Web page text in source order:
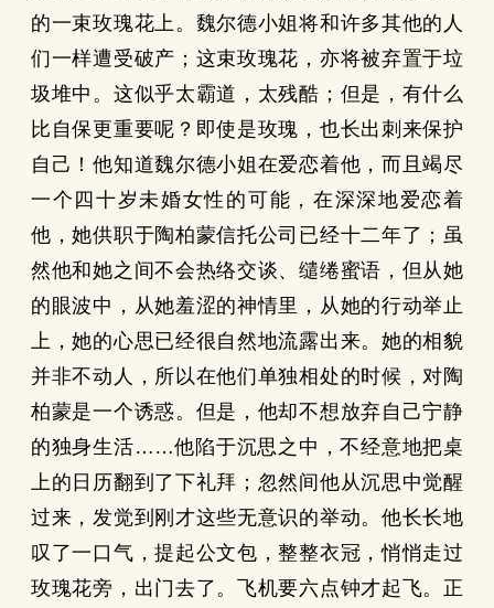
的一束玫瑰花上。魏尔德小姐将和许多其他的人
们一样遭受破产；这束玫瑰花，亦将被弃置于垃
圾堆中。这似乎太霸道，太残酷；但是，有什么
比自保更重要呢？即使是玫瑰，也长出刺来保护
自己！他知道魏尔德小姐在爱恋着他，而且竭尽
一个四十岁未婚女性的可能，在深深地爱恋着
他，她供职于陶柏蒙信托公司已经十二年了；虽
然他和她之间不会热络交谈、缱绻蜜语，但从她
的眼波中，从她羞涩的神情里，从她的行动举止
上，她的心思已经很自然地流露出来。她的相貌
并非不动人，所以在他们单独相处的时候，对陶
柏蒙是一个诱惑。但是，他却不想放弃自己宁静
的独身生活……他陷于沉思之中，不经意地把桌
上的日历翻到了下礼拜；忽然间他从沉思中觉醒
过来，发觉到刚才这些无意识的举动。他长长地
叹了一口气，提起公文包，整整衣冠，悄悄走过
玫瑰花旁，出门去了。飞机要六点钟才起飞。正